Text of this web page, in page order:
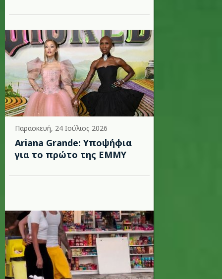
Παρασκευή, 24 Ιούλιος 2026
Ariana Grande: Υποψήφια
για το πρώτο της EMMY